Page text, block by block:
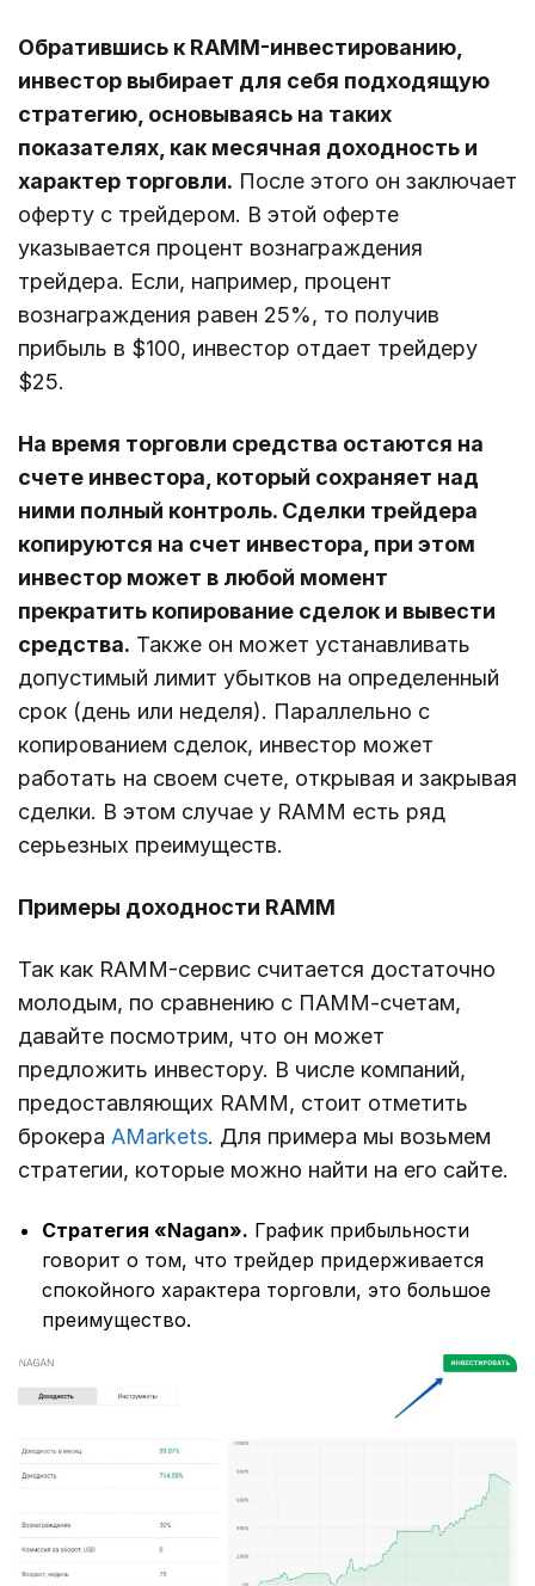
Обратившись к RAMM-инвестированию,
инвестор выбирает для себя подходящую
стратегию, основываясь на таких
показателях, как месячная доходность и
характер торговли. После этого он заключает
оферту с трейдером. В этой оферте
указывается процент вознаграждения
трейдера. Если, например, процент
вознаграждения равен 25%, то получив
прибыль в $100, инвестор отдает трейдеру
$25.
На время торговли средства остаются на
счете инвестора, который сохраняет над
ними полный контроль. Сделки трейдера
копируются на счет инвестора, при этом
инвестор может в любой момент
прекратить копирование сделок и вывести
средства. Также он может устанавливать
допустимый лимит убытков на определенный
срок (день или неделя). Параллельно с
копированием сделок, инвестор может
работать на своем счете, открывая и закрывая
сделки. В этом случае у RAMM есть ряд
серьезных преимуществ.
Примеры доходности RAMM
Так как RAMM-сервис считается достаточно
молодым, по сравнению с ПАММ-счетам,
давайте посмотрим, что он может
предложить инвестору. В числе компаний,
предоставляющих RAMM, стоит отметить
брокера AMarkets. Для примера мы возьмем
стратегии, которые можно найти на его сайте.
Стратегия «Nagan». График прибыльности
говорит о том, что трейдер придерживается
спокойного характера торговли, это большое
преимущество.